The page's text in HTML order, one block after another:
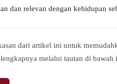
dan relevan dengan kehidupan
dari artikel ini untuk
melalui tautan di bawah